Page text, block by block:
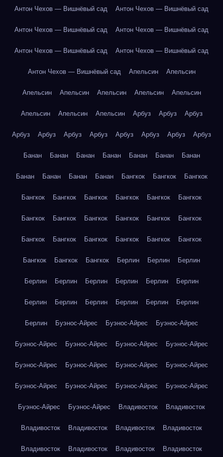
Антон Чехов — Вишнёвый сад Антон Чехов — Вишнёвый сад
Антон Чехов — Вишнёвый сад Антон Чехов — Вишнёвый сад
Антон Чехов — Вишнёвый сад Антон Чехов — Вишнёвый сад
Антон Чехов — Вишнёвый сад Апельсин Апельсин
Апельсин Апельсин Апельсин Апельсин Апельсин
Апельсин Апельсин Апельсин Арбуз Арбуз Арбуз
Арбуз Арбуз Арбуз Арбуз Арбуз Арбуз Арбуз Арбуз
Банан Банан Банан Банан Банан Банан Банан
Банан Банан Банан Банан Бангкок Бангкок Бангкок
Бангкок Бангкок Бангкок Бангкок Бангкок Бангкок
Бангкок Бангкок Бангкок Бангкок Бангкок Бангкок
Бангкок Бангкок Бангкок Бангкок Бангкок Бангкок
Бангкок Бангкок Бангкок Берлин Берлин Берлин
Берлин Берлин Берлин Берлин Берлин Берлин
Берлин Берлин Берлин Берлин Берлин Берлин
Берлин Буэнос-Айрес Буэнос-Айрес Буэнос-Айрес
Буэнос-Айрес Буэнос-Айрес Буэнос-Айрес Буэнос-Айрес
Буэнос-Айрес Буэнос-Айрес Буэнос-Айрес Буэнос-Айрес
Буэнос-Айрес Буэнос-Айрес Буэнос-Айрес Буэнос-Айрес
Буэнос-Айрес Буэнос-Айрес Владивосток Владивосток
Владивосток Владивосток Владивосток Владивосток
Владивосток Владивосток Владивосток Владивосток